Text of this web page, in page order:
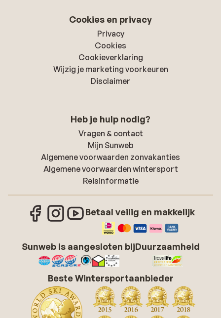
Cookies en privacy
Privacy
Cookies
Cookieverklaring
Wijzig je marketing voorkeuren
Disclaimer
Heb je hulp nodig?
Vragen & contact
Mijn Sunweb
Algemene voorwaarden zonvakanties
Algemene voorwaarden wintersport
Reisinformatie
Betaal veilig en makkelijk
Sunweb is aangesloten bijDuurzaamheid
Beste Wintersportaanbieder